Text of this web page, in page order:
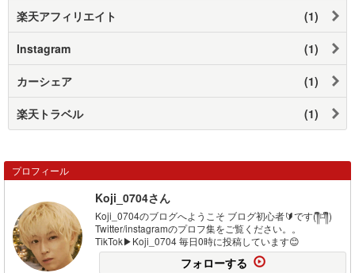
楽天アフィリエイト (1)
Instagram (1)
カーシェア (1)
楽天トラベル (1)
プロフィール
Koji_0704さん
Koji_0704のブログへようこそ ブログ初心者🔰です(༎ຶ⌑༎ຶ)
Twitter/instagramのプロフ集をご覧ください。。
TikTok▶Koji_0704 毎日0時に投稿しています😊
フォローする